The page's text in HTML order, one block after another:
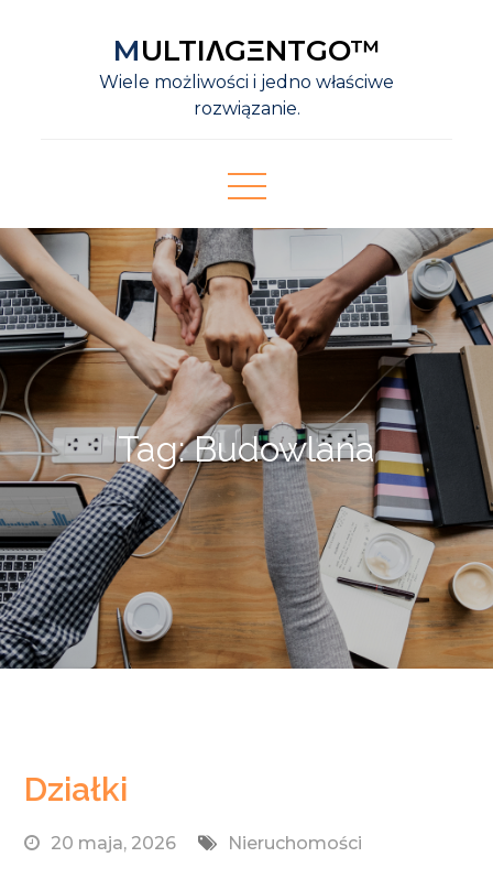
MULTIΛGΞNTGO™
Wiele możliwości i jedno właściwe
rozwiązanie.
Tag:Budowlana
Działki
20 maja, 2026 Nieruchomości